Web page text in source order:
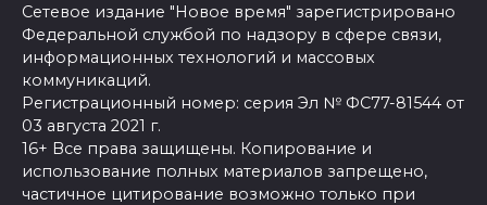
Сетевое издание "Новое время" зарегистрировано
Федеральной службой по надзору в сфере связи,
информационных технологий и массовых
коммуникаций.
Регистрационный номер: серия Эл № ФС77-81544 от
03 августа 2021 г.
16+ Все права защищены. Копирование и
использование полных материалов запрещено,
частичное цитирование возможно только при